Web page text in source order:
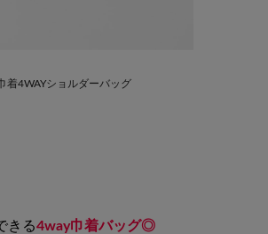
着4WAYショルダーバッグ
きる4way巾着バッグ◎